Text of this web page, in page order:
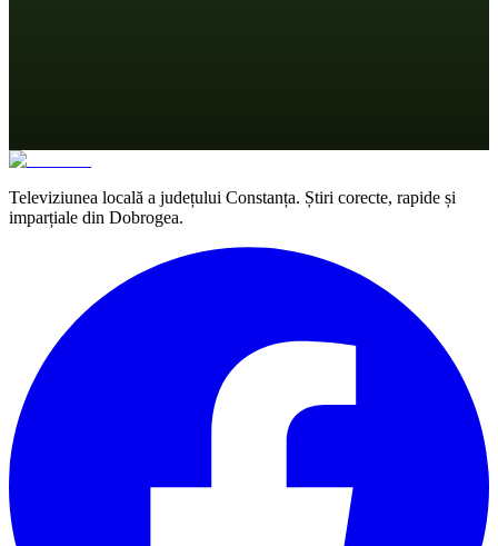
Televiziunea locală a județului Constanța. Știri corecte, rapide și
imparțiale din Dobrogea.